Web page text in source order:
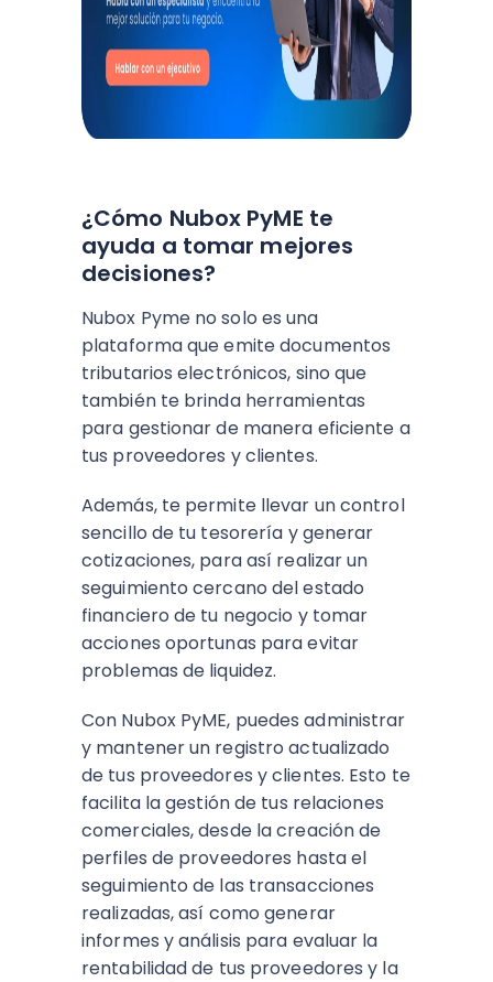
¿Cómo Nubox PyME te
ayuda a tomar mejores
decisiones?
Nubox Pyme no solo es una
plataforma que emite documentos
tributarios electrónicos, sino que
también te brinda herramientas
para gestionar de manera eficiente a
tus proveedores y clientes.
Además, te permite llevar un control
sencillo de tu tesorería y generar
cotizaciones, para así realizar un
seguimiento cercano del estado
financiero de tu negocio y tomar
acciones oportunas para evitar
problemas de liquidez.
Con Nubox PyME, puedes administrar
y mantener un registro actualizado
de tus proveedores y clientes. Esto te
facilita la gestión de tus relaciones
comerciales, desde la creación de
perfiles de proveedores hasta el
seguimiento de las transacciones
realizadas, así como generar
informes y análisis para evaluar la
rentabilidad de tus proveedores y la